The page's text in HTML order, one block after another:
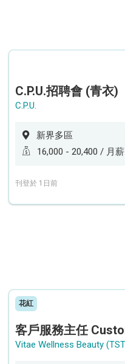
C.P.U.招聘會 (青衣)
C.P.U.
新界多區
16,000 - 20,400 / 月薪
刊登於 1日前
花紅